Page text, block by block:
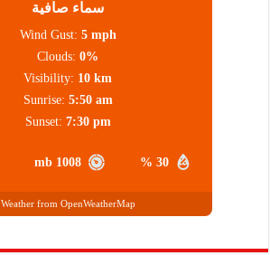
سماء صافية
30 %
1008 mb
Wind Gust: 5 mph
Clouds: 0%
Visibility: 10 km
Sunrise: 5:50 am
Sunset: 7:30 pm
Weather from OpenWeatherMap